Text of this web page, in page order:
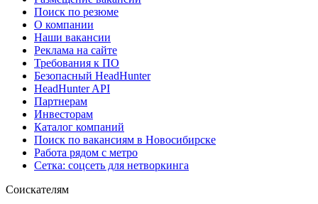
Поиск по резюме
О компании
Наши вакансии
Реклама на сайте
Требования к ПО
Безопасный HeadHunter
HeadHunter API
Партнерам
Инвесторам
Каталог компаний
Поиск по вакансиям в Новосибирске
Работа рядом с метро
Сетка: соцсеть для нетворкинга
Соискателям